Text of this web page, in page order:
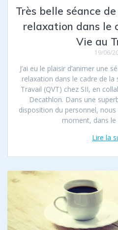
Très belle séance
relaxation dans le
Vie au
19/06/
J’ai eu le plaisir d’animer une
relaxation dans le cadre de la
Travail (QVT) chez SII, en
Decathlon. Dans une
disposition du personnel,
moment, dans
Lire la